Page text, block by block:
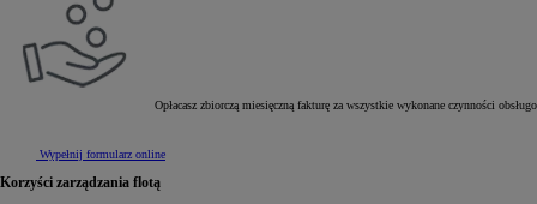
Od81 900 zł
Yaris Cross
HYBRID
Opłacasz zbiorczą miesięczną fakturę za wszystkie wykonane czynności
Wypełnij formularz online
Korzyści zarządzania flotą